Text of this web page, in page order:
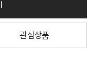
관심상품